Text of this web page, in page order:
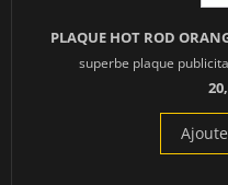
PLAQUE HOT ROD
superbe plaque